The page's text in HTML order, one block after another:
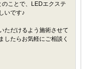
ことで、LEDエクステ
いです♪
ただけるよう施術させて
したらお気軽にご相談く